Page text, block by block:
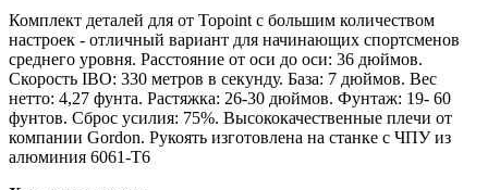
Комплект деталей для от Topoint с большим количеством
настроек - отличный вариант для начинающих спортсменов
среднего уровня. Расстояние от оси до оси: 36 дюймов.
Скорость IBO: 330 метров в секунду. База: 7 дюймов. Вес
нетто: 4,27 фунта. Растяжка: 26-30 дюймов. Фунтаж: 19- 60
фунтов. Сброс усилия: 75%. Высококачественные плечи от
компании Gordon. Рукоять изготовлена на станке с ЧПУ из
алюминия 6061-Т6